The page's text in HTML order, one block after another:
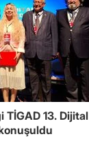
13. Dijital